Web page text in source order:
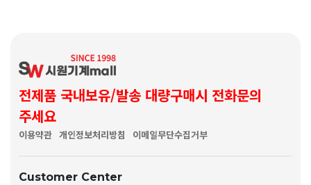
전제품 국내보유/발송 대량구매시 전화문의
주세요
이용약관 개인정보처리방침 이메일무단수집거부
Customer Center